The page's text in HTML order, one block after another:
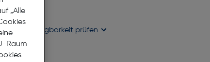
liefern
in
Verfügbarkeit prüfen
„Alle
Raum